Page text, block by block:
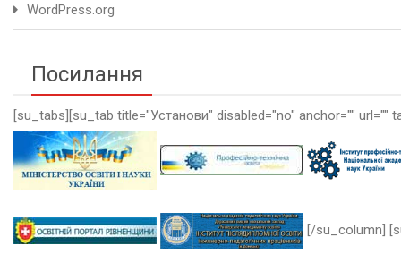
WordPress.org
Посилання
[su_tabs][su_tab title="Установи" disabled="no" anchor=""
[/su_column]